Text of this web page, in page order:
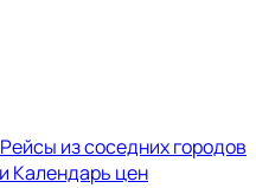
Рейсы из соседних городов
Календарь цен